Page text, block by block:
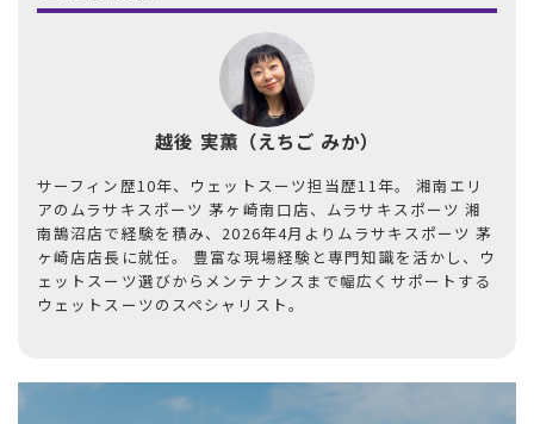
越後 実薫（えちご みか）
サーフィン歴10年、ウェットスーツ担当歴11年。 湘南エリ
アのムラサキスポーツ 茅ヶ崎南口店、ムラサキスポーツ 湘
南鵠沼店で経験を積み、2026年4月よりムラサキスポーツ 茅
ヶ崎店店長に就任。 豊富な現場経験と専門知識を活かし、ウ
ェットスーツ選びからメンテナンスまで幅広くサポートする
ウェットスーツのスペシャリスト。